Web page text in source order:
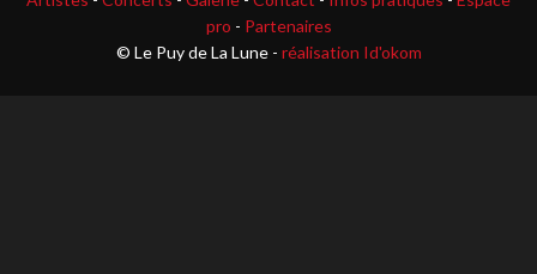
pro - Partenaires
© Le Puy de La Lune - réalisation Id'okom